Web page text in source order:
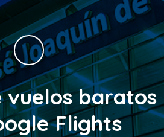
vuelos baratos
Flights